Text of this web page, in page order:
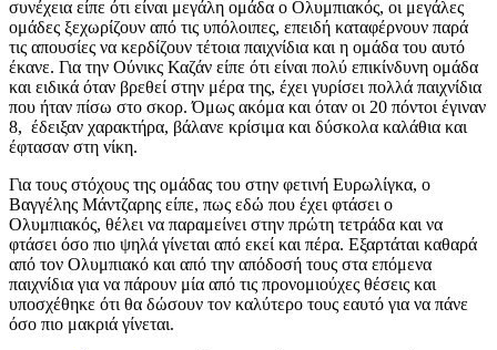
συνέχεια είπε ότι είναι μεγάλη ομάδα ο Ολυμπιακός, οι μεγάλες
ομάδες ξεχωρίζουν από τις υπόλοιπες, επειδή καταφέρνουν παρά
τις απουσίες να κερδίζουν τέτοια παιχνίδια και η ομάδα του αυτό
έκανε. Για την Ούνικς Καζάν είπε ότι είναι πολύ επικίνδυνη ομάδα
και ειδικά όταν βρεθεί στην μέρα της, έχει γυρίσει πολλά παιχνίδια
που ήταν πίσω στο σκορ. Όμως ακόμα και όταν οι 20 πόντοι έγιναν
8, έδειξαν χαρακτήρα, βάλανε κρίσιμα και δύσκολα καλάθια και
έφτασαν στη νίκη.
Για τους στόχους της ομάδας του στην φετινή Ευρωλίγκα, ο
Βαγγέλης Μάντζαρης είπε, πως εδώ που έχει φτάσει ο
Ολυμπιακός, θέλει να παραμείνει στην πρώτη τετράδα και να
φτάσει όσο πιο ψηλά γίνεται από εκεί και πέρα. Εξαρτάται καθαρά
από τον Ολυμπιακό και από την απόδοσή τους στα επόμενα
παιχνίδια για να πάρουν μία από τις προνομιούχες θέσεις και
υποσχέθηκε ότι θα δώσουν τον καλύτερο τους εαυτό για να πάνε
όσο πιο μακριά γίνεται.